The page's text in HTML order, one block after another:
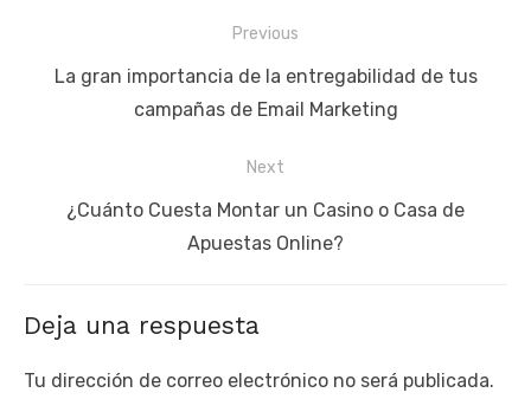
entradas
Previous
Previous
La gran importancia de la entregabilidad de tus
campañas de Email Marketing
Next
Next¿Cuánto Cuesta Montar un Casino o Casa de
Apuestas Online?
Deja una respuesta
Tu dirección de correo electrónico no será publicada.